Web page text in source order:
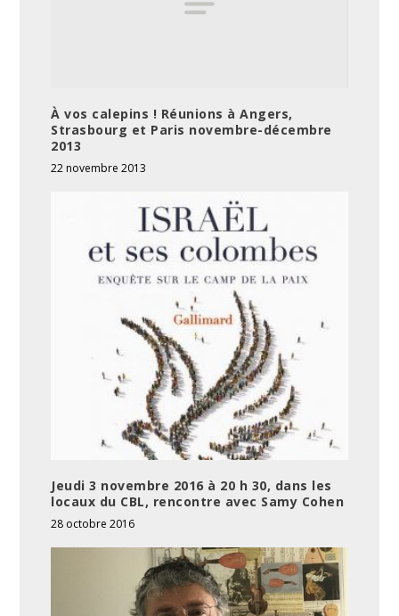
À vos calepins ! Réunions à Angers,
Strasbourg et Paris novembre-décembre
2013
22 novembre 2013
Jeudi 3 novembre 2016 à 20 h 30, dans les
locaux du CBL, rencontre avec Samy Cohen
28 octobre 2016